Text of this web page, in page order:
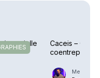
Caceis –
coentreprise
Mercredi